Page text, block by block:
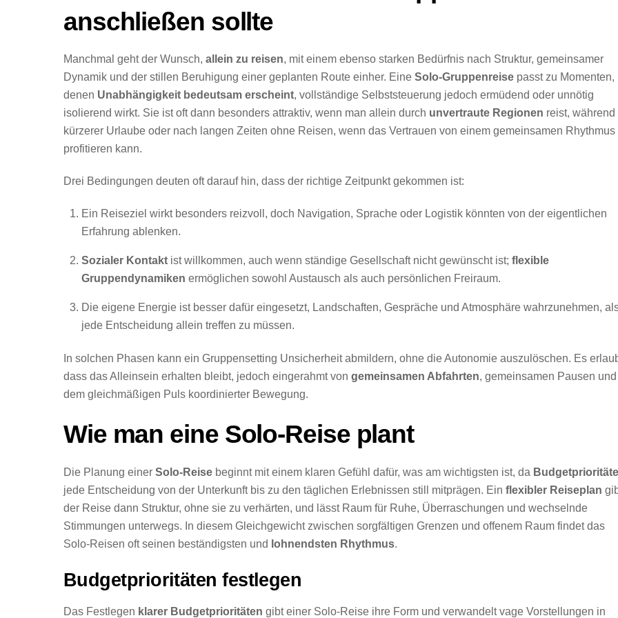
anschließen sollte
Manchmal geht der Wunsch, allein zu reisen, mit einem ebenso starken Bedürfnis nach Struktur, gemeinsamer
Dynamik und der stillen Beruhigung einer geplanten Route einher. Eine Solo-Gruppenreise passt zu Momenten,
denen Unabhängigkeit bedeutsam erscheint, vollständige Selbststeuerung jedoch ermüdend oder unnötig
isolierend wirkt. Sie ist oft dann besonders attraktiv, wenn man allein durch unvertraute Regionen reist, während
kürzerer Urlaube oder nach langen Zeiten ohne Reisen, wenn das Vertrauen von einem gemeinsamen Rhythmus
profitieren kann.
Drei Bedingungen deuten oft darauf hin, dass der richtige Zeitpunkt gekommen ist:
Ein Reiseziel wirkt besonders reizvoll, doch Navigation, Sprache oder Logistik könnten von der eigentlichen
Erfahrung ablenken.
Sozialer Kontaktist willkommen, auch wenn ständige Gesellschaft nicht gewünscht ist; flexible
Gruppendynamiken ermöglichen sowohl Austausch als auch persönlichen Freiraum.
Die eigene Energie ist besser dafür eingesetzt, Landschaften, Gespräche und Atmosphäre wahrzunehmen,
jede Entscheidung allein treffen zu müssen.
In solchen Phasen kann ein Gruppensetting Unsicherheit abmildern, ohne die Autonomie auszulöschen. Es
dass das Alleinsein erhalten bleibt, jedoch eingerahmt von gemeinsamen Abfahrten, gemeinsamen Pausen und
dem gleichmäßigen Puls koordinierter Bewegung.
Wie man eine Solo-Reise plant
Die Planung einer Solo-Reise beginnt mit einem klaren Gefühl dafür, was am wichtigsten ist, da
jede Entscheidung von der Unterkunft bis zu den täglichen Erlebnissen still mitprägen. Ein flexibler Reiseplan
der Reise dann Struktur, ohne sie zu verhärten, und lässt Raum für Ruhe, Überraschungen und wechselnde
Stimmungen unterwegs. In diesem Gleichgewicht zwischen sorgfältigen Grenzen und offenem Raum findet das
Solo-Reisen oft seinen beständigsten und lohnendsten Rhythmus.
Budgetprioritäten festlegen
Das Festlegen klarer Budgetprioritäten gibt einer Solo-Reise ihre Form und verwandelt vage Vorstellungen in